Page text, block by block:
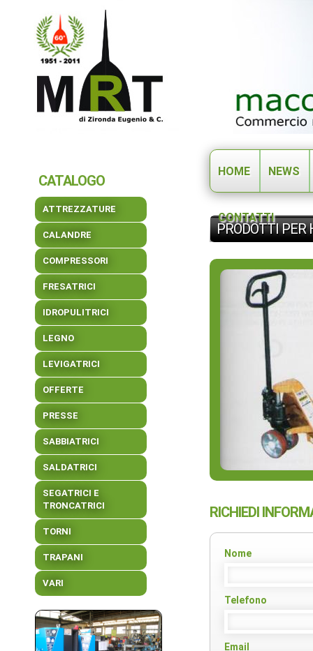
CATALOGO
ATTREZZATURE
CALANDRE
COMPRESSORI
FRESATRICI
IDROPULITRICI
LEGNO
LEVIGATRICI
OFFERTE
PRESSE
SABBIATRICI
SALDATRICI
SEGATRICI E
TRONCATRICI
TORNI
TRAPANI
VARI
HOME NEWS
CONTATTI
PRODOTTI PER
RICHIEDI
Nome
Telefono
Email